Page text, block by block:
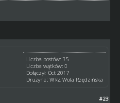
Liczba postów: 35
Liczba wątków: 0
Dołączył: Oct 2017
Drużyna: WRZ Wola Rzędzińska
#23